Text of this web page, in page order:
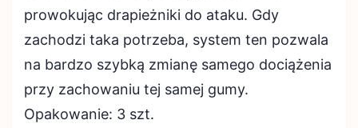
prowokując drapieżniki do ataku. Gdy
zachodzi taka potrzeba, system ten pozwala
na bardzo szybką zmianę samego dociążenia
przy zachowaniu tej samej gumy.
Opakowanie: 3 szt.